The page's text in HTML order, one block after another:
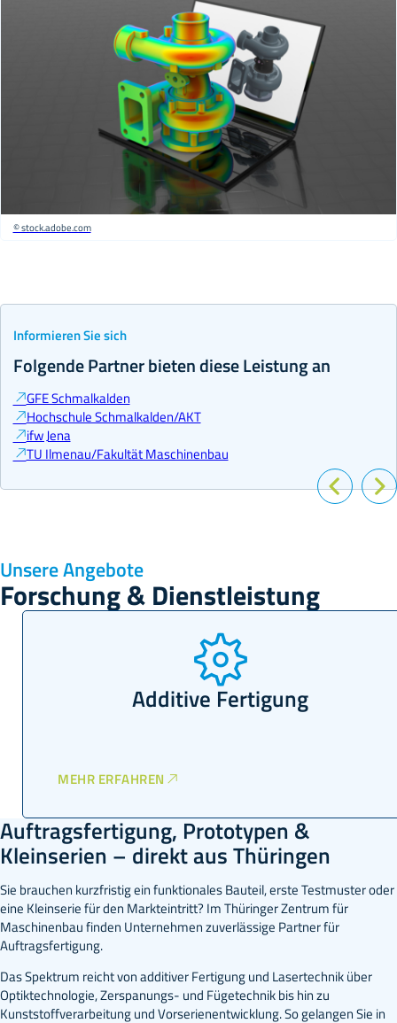
© stock.adobe.com
Informieren Sie sich
Folgende Partner bieten diese Leistung an
GFE Schmalkalden
Hochschule Schmalkalden/AKT
ifw Jena
TU Ilmenau/Fakultät Maschinenbau
Unsere Angebote
Forschung & Dienstleistung
Beschichtungs- und
MEHR ERFAHREN
Auftragsfertigung, Prototypen &
Kleinserien – direkt aus Thüringen
Sie brauchen kurzfristig ein funktionales Bauteil, erste Testmuster oder
eine Kleinserie für den Markteintritt? Im Thüringer Zentrum für
Maschinenbau finden Unternehmen zuverlässige Partner für
Auftragsfertigung.
Das Spektrum reicht von additiver Fertigung und Lasertechnik über
Optiktechnologie, Zerspanungs- und Fügetechnik bis hin zu
Kunststoffverarbeitung und Vorserienentwicklung. So gelangen Sie in